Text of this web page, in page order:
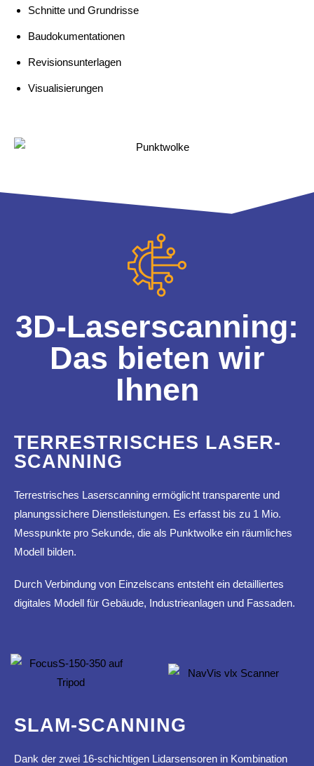
Schnitte und Grund­risse
Baudo­ku­men­ta­tionen
Revi­si­ons­un­ter­lagen
Visua­li­sie­rungen
3D-Laser­scan­ning:
Das bieten wir
Ihnen
TERRES­TRI­SCHES LASER­
SCAN­NING
Terres­tri­sches Laser­scan­ning ermög­licht trans­pa­rente und
planungs­si­chere Dienst­leis­tungen. Es erfasst bis zu 1 Mio.
Mess­punkte pro Sekunde, die als Punkt­wolke ein räum­li­ches
Modell bilden.
Durch Verbin­dung von Einzel­scans entsteht ein detail­liertes
digi­tales Modell für Gebäude, Indus­trie­an­lagen und Fassaden.
SLAM-SCAN­NING
Dank der zwei 16-schich­tigen Lidar­sen­soren in Kombi­na­tion